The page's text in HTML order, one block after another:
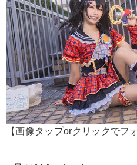
【画像タップorクリックでフ